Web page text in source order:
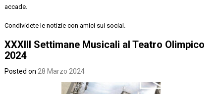
accade.
Condividete le notizie con amici sui social.
XXXIII Settimane Musicali al Teatro Olimpico
2024
Posted on 28 Marzo 2024